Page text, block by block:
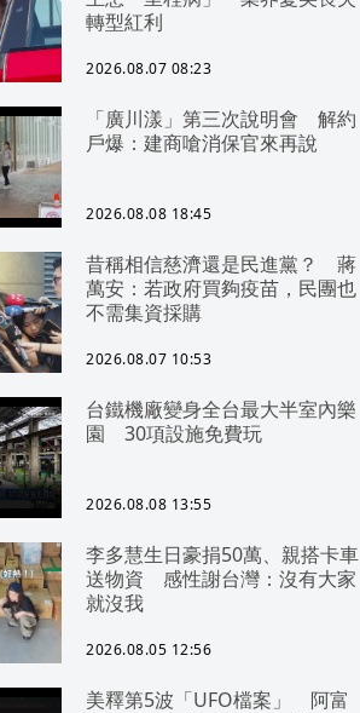
轉型紅利
2026.08.07 08:23
「廣川漾」第三次說明會 解約
戶爆：建商嗆消保官來再說
2026.08.08 18:45
昔稱相信慈濟還是民進黨？ 蔣
萬安：若政府買夠疫苗，民團也
不需集資採購
2026.08.07 10:53
台鐵機廠變身全台最大半室內樂
園 30項設施免費玩
2026.08.08 13:55
李多慧生日豪捐50萬、親搭卡車
送物資 感性謝台灣：沒有大家
就沒我
2026.08.05 12:56
美釋第5波「UFO檔案」 阿富